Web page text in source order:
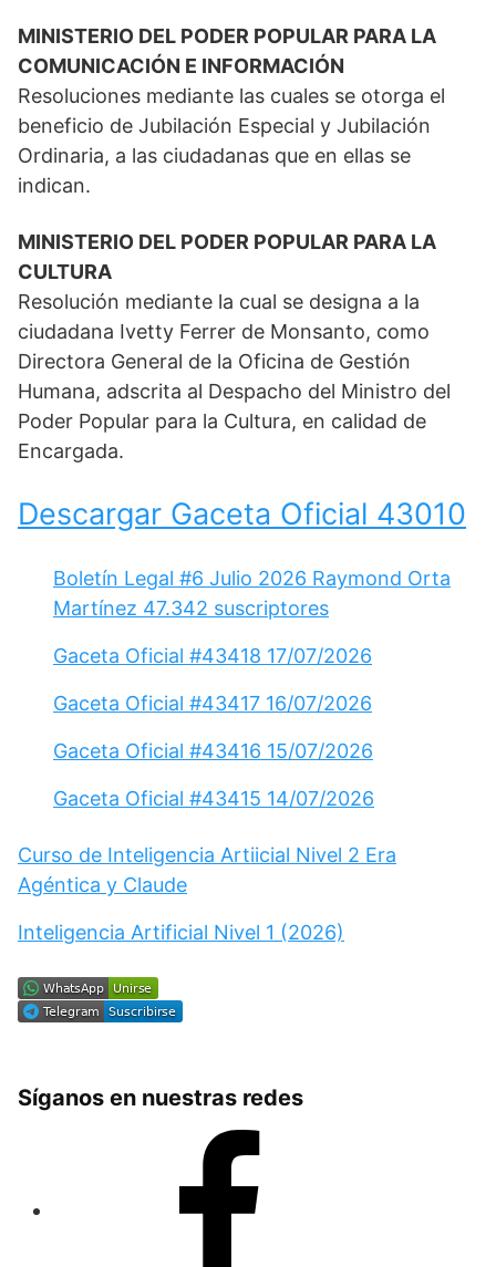
MINISTERIO DEL PODER POPULAR PARA LA
COMUNICACIÓN E INFORMACIÓN
Resoluciones mediante las cuales se otorga el
beneficio de Jubilación Especial y Jubilación
Ordinaria, a las ciudadanas que en ellas se
indican.
MINISTERIO DEL PODER POPULAR PARA LA
CULTURA
Resolución mediante la cual se designa a la
ciudadana Ivetty Ferrer de Monsanto, como
Directora General de la Oficina de Gestión
Humana, adscrita al Despacho del Ministro del
Poder Popular para la Cultura, en calidad de
Encargada.
Descargar Gaceta Oficial 43010
Boletín Legal #6 Julio 2026 Raymond Orta
Martínez 47.342 suscriptores
Gaceta Oficial #43418 17/07/2026
Gaceta Oficial #43417 16/07/2026
Gaceta Oficial #43416 15/07/2026
Gaceta Oficial #43415 14/07/2026
Curso de Inteligencia Artiicial Nivel 2 Era
Agéntica y Claude
Inteligencia Artificial Nivel 1 (2026)
Síganos en nuestras redes